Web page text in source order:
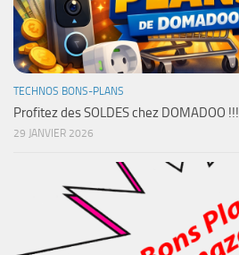
TECHNOS BONS-PLANS
Profitez des SOLDES chez DOMADOO !!!
29 JANVIER 2026